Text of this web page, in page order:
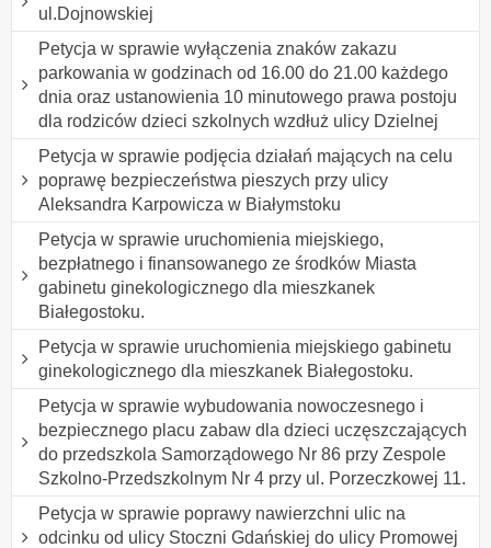
ul.Dojnowskiej
Petycja w sprawie wyłączenia znaków zakazu
parkowania w godzinach od 16.00 do 21.00 każdego
dnia oraz ustanowienia 10 minutowego prawa postoju
dla rodziców dzieci szkolnych wzdłuż ulicy Dzielnej
Petycja w sprawie podjęcia działań mających na celu
poprawę bezpieczeństwa pieszych przy ulicy
Aleksandra Karpowicza w Białymstoku
Petycja w sprawie uruchomienia miejskiego,
bezpłatnego i finansowanego ze środków Miasta
gabinetu ginekologicznego dla mieszkanek
Białegostoku.
Petycja w sprawie uruchomienia miejskiego gabinetu
ginekologicznego dla mieszkanek Białegostoku.
Petycja w sprawie wybudowania nowoczesnego i
bezpiecznego placu zabaw dla dzieci uczęszczających
do przedszkola Samorządowego Nr 86 przy Zespole
Szkolno-Przedszkolnym Nr 4 przy ul. Porzeczkowej 11.
Petycja w sprawie poprawy nawierzchni ulic na
odcinku od ulicy Stoczni Gdańskiej do ulicy Promowej